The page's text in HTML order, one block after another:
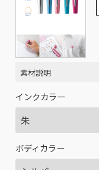
素材説明
インクカラー
ボディカラー